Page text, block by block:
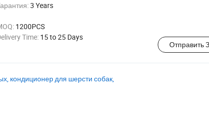
3 Years
1200PCS
Time: 15 to 25 Days
Отправить
кондиционер для шерсти собак,